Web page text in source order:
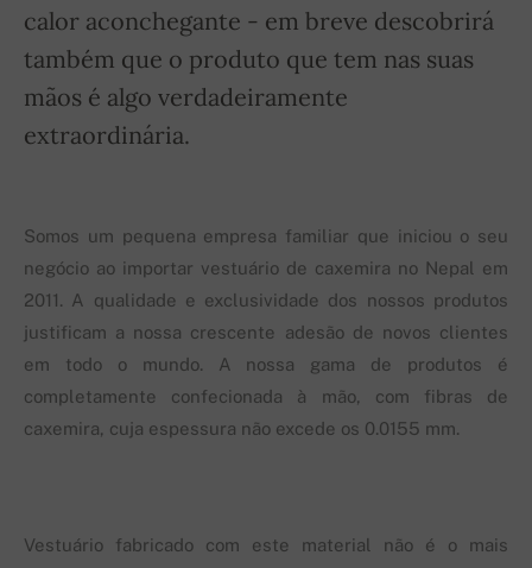
calor aconchegante - em breve descobrirá
também que o produto que tem nas suas
mãos é algo verdadeiramente
extraordinária.
Somos um pequena empresa familiar que iniciou o seu
negócio ao importar vestuário de caxemira no Nepal em
2011. A qualidade e exclusividade dos nossos produtos
justificam a nossa crescente adesão de novos clientes
em todo o mundo. A nossa gama de produtos é
completamente confecionada à mão, com fibras de
caxemira, cuja espessura não excede os 0.0155 mm.
Vestuário fabricado com este material não é o mais